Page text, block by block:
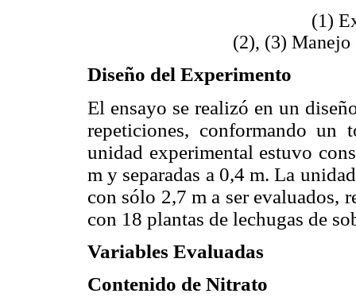
(1)
(2), (3) Manejo
Diseño del Experimento
El ensayo se realizó en un
repeticiones, conformando un
unidad experimental estuvo
m y separadas a 0,4 m. La
con sólo 2,7 m a ser evaluados,
con 18 plantas de lechugas de
Variables Evaluadas
Contenido de Nitrato